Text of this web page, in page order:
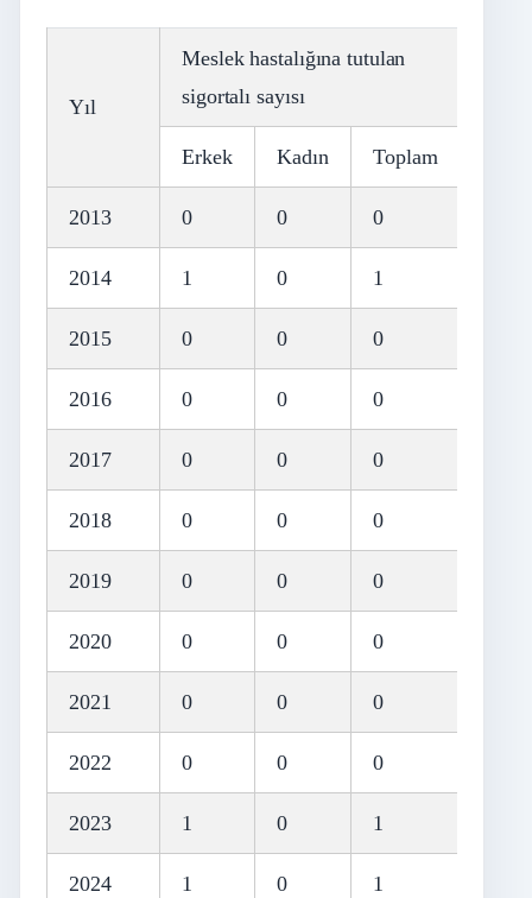
Yıl
Meslek hastalığına tutulan
sigortalı sayısı
Erkek Kadın Toplam
2013 0 0 0
2014 1 0 1
2015 0 0 0
2016 0 0 0
2017 0 0 0
2018 0 0 0
2019 0 0 0
2020 0 0 0
2021 0 0 0
2022 0 0 0
2023 1 0 1
2024 1 0 1